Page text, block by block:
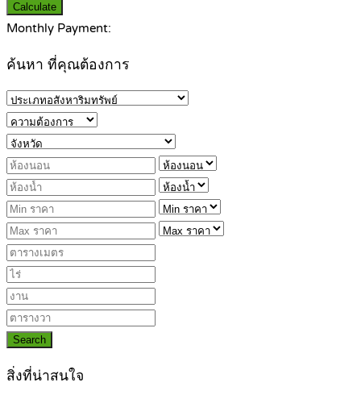
Calculate
Monthly Payment:
ค้นหา ที่คุณต้องการ
Search
สิ่งที่น่าสนใจ